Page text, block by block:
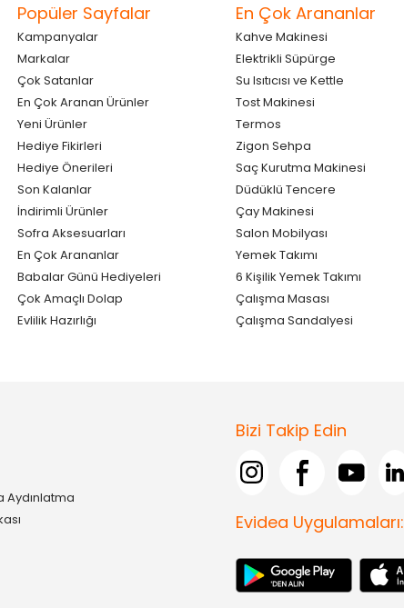
Popüler Sayfalar
Kampanyalar
Markalar
Çok Satanlar
En Çok Aranan Ürünler
Yeni Ürünler
Hediye Fikirleri
Hediye Önerileri
Son Kalanlar
İndirimli Ürünler
Sofra Aksesuarları
En Çok Arananlar
Babalar Günü Hediyeleri
Çok Amaçlı Dolap
Evlilik Hazırlığı
En Çok Arananlar
Kahve Makinesi
Elektrikli Süpürge
Su Isıtıcısı ve Kettle
Tost Makinesi
Termos
Zigon Sehpa
Saç Kurutma Makinesi
Düdüklü Tencere
Çay Makinesi
Salon Mobilyası
Yemek Takımı
6 Kişilik Yemek Takımı
Çalışma Masası
Çalışma Sandalyesi
Aydınlatma
Bizi Takip Edin
Evidea Uygulamaları: